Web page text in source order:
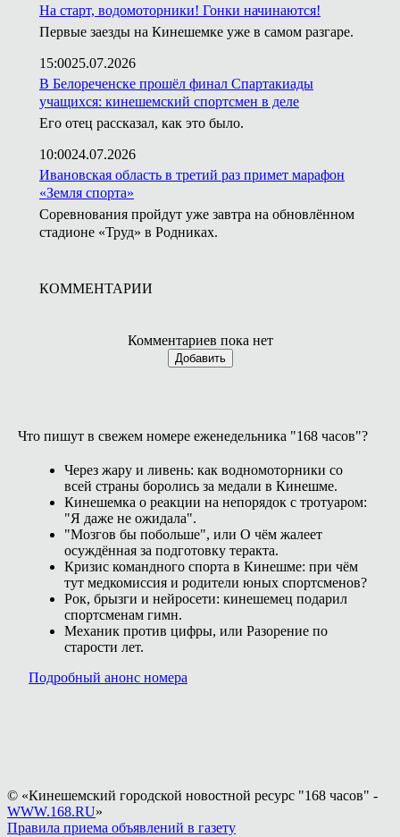
На старт, водомоторники! Гонки начинаются!
Первые заезды на Кинешемке уже в самом разгаре.
15:0025.07.2026
В Белореченске прошёл финал Спартакиады
учащихся: кинешемский спортсмен в деле
Его отец рассказал, как это было.
10:0024.07.2026
Ивановская область в третий раз примет марафон
«Земля спорта»
Соревнования пройдут уже завтра на обновлённом
стадионе «Труд» в Родниках.
КОММЕНТАРИИ
Комментариев пока нет
Добавить
Что пишут в свежем номере еженедельника "168 часов"?
Через жару и ливень: как водномоторники со
всей страны боролись за медали в Кинешме.
Кинешемка о реакции на непорядок с тротуаром:
"Я даже не ожидала".
"Мозгов бы побольше", или О чём жалеет
осуждённая за подготовку теракта.
Кризис командного спорта в Кинешме: при чём
тут медкомиссия и родители юных спортсменов?
Рок, брызги и нейросети: кинешемец подарил
спортсменам гимн.
Механик против цифры, или Разорение по
старости лет.
Подробный анонс номера
© «Кинешемский городской новостной ресурс "168 часов" -
WWW.168.RU»
Правила приема объявлений в газету